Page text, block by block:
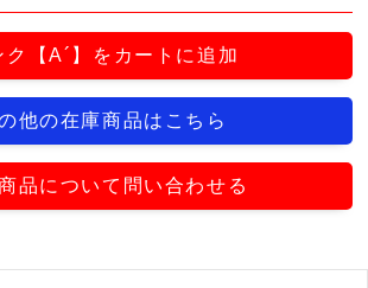
ク【A´】をカートに追加
他の在庫商品はこちら
品について問い合わせる